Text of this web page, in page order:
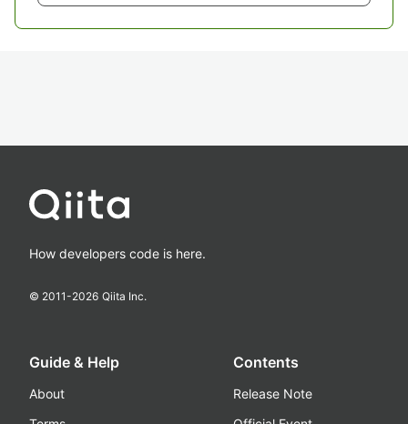
How developers code is here.
© 2011-2026 Qiita Inc.
Guide & Help
About
Contents
Release Note